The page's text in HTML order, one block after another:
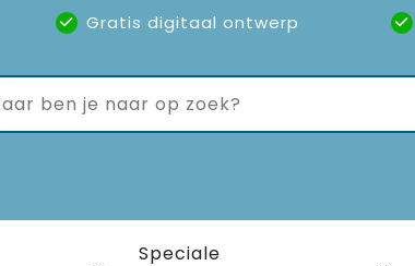
Gratis digitaal ontwerp
Speciale